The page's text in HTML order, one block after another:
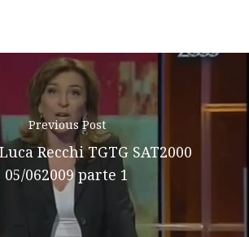
Previous Post
Recchi TGTG SAT2000
05/062009 parte 1
Shop
Contacts